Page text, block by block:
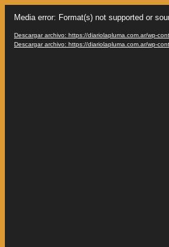
vídeo
Media error: Format(s) not supported or
Descargar archivo: https://diariolapluma.com.ar/wp-
Descargar archivo: https://diariolapluma.com.ar/wp-